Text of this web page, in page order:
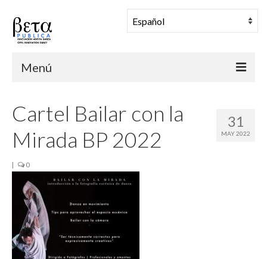
Menú
Muestra Coreográfica
Una Mañana en Danza
Comunidad
Archivo
Noticias
31
MAY 2022
Cartel Bailar con la
Mirada BP 2022
| 0